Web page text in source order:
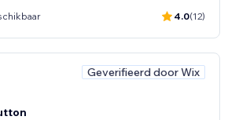
4.0(12)
Geverifieerd door Wix